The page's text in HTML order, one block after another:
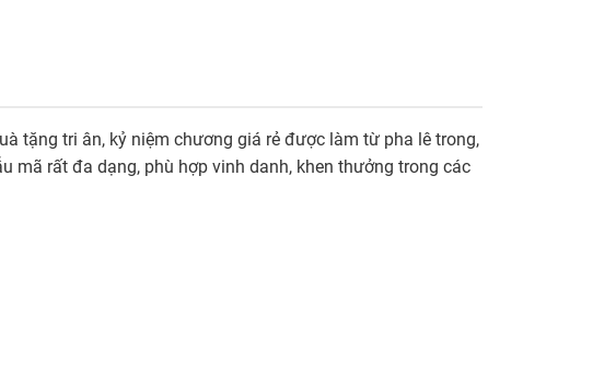
tặng tri ân, kỷ niệm chương giá rẻ được làm từ pha lê trong,
mã rất đa dạng, phù hợp vinh danh, khen thưởng trong các